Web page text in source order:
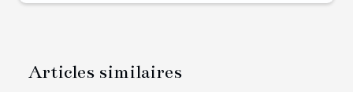
Articles similaires